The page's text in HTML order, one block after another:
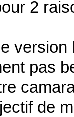
2
pas
de